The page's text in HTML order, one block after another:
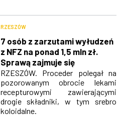
RZESZÓW
7 osób z zarzutami wyłudzeń
z NFZ na ponad 1,5 mln zł.
Sprawą zajmuje się
rzeszowska policja
RZESZÓW. Proceder polegał na
pozorowanym obrocie lekami
recepturowymi zawierającymi
drogie składniki, w tym srebro
koloidalne.